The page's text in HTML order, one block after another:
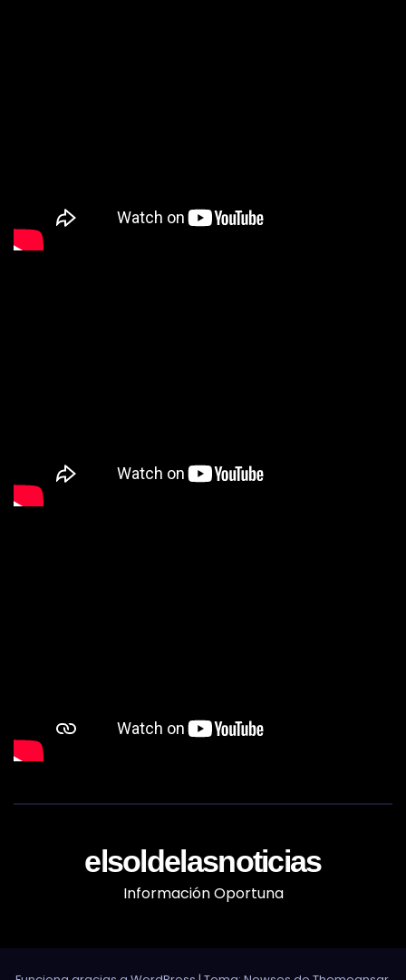
elsoldelasnoticias
Información Oportuna